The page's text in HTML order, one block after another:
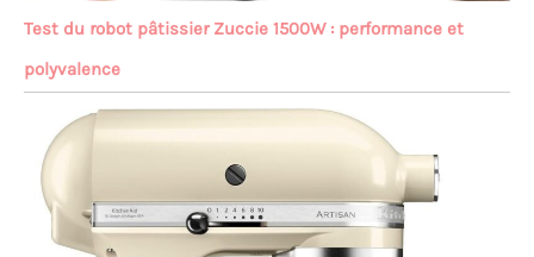
Test du robot pâtissier Zuccie 1500W : performance et
polyvalence